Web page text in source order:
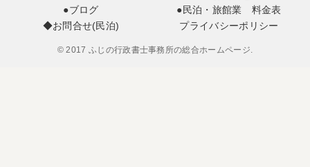
●ブログ
●民泊・旅館業 料金表
◆お問合せ(民泊)
プライバシーポリシー
© 2017 ふじの行政書士事務所の総合ホームページ.